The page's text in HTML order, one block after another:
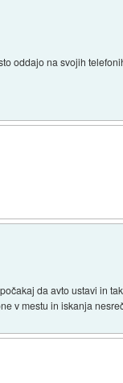
oddajo na svojih
da avto ustavi in
v mestu in iskanja